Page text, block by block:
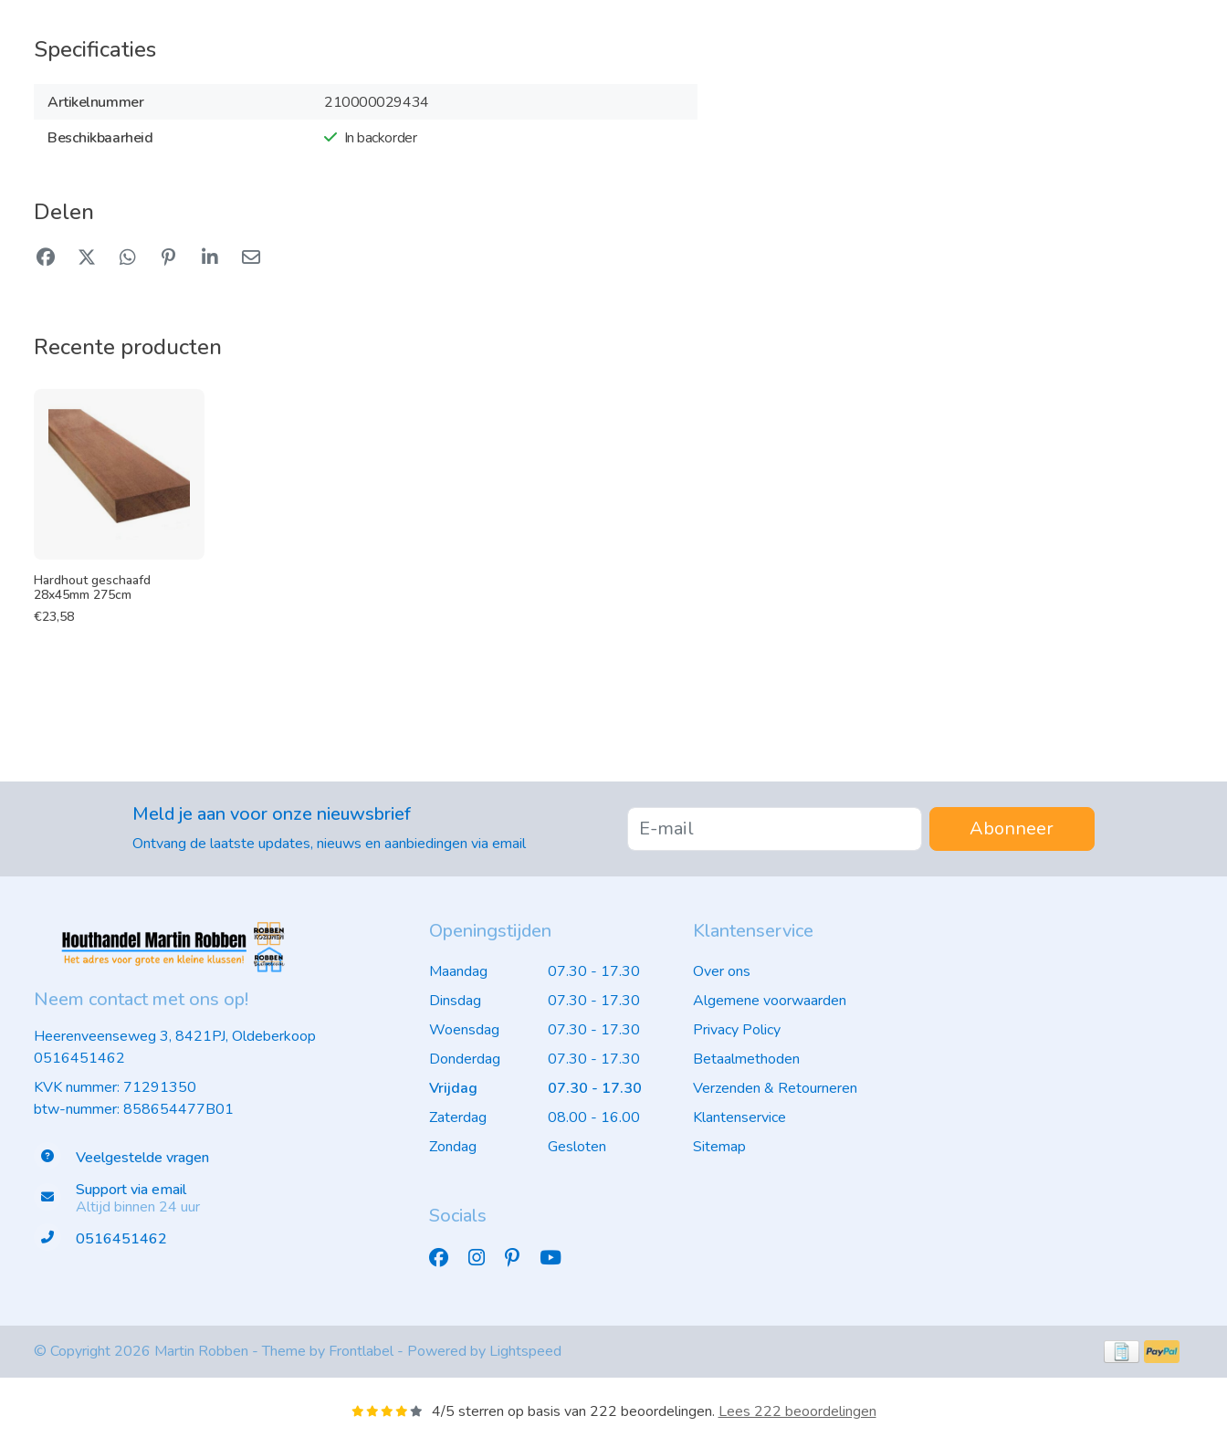
Specificaties
Artikelnummer
210000029434
Beschikbaarheid
In backorder
Delen
Recente producten
Hardhout geschaafd
28x45mm 275cm
€23,58
Meld je aan voor onze nieuwsbrief
Ontvang de laatste updates, nieuws en aanbiedingen via email
Abonneer
Neem contact met ons op!
Heerenveenseweg 3, 8421PJ, Oldeberkoop
0516451462
KVK nummer: 71291350
btw-nummer: 858654477B01
Veelgestelde vragen
Support via email
Altijd binnen 24 uur
0516451462
Openingstijden
Maandag
07.30 - 17.30
Dinsdag
07.30 - 17.30
Woensdag
07.30 - 17.30
Donderdag
07.30 - 17.30
Vrijdag
07.30 - 17.30
Zaterdag
08.00 - 16.00
Zondag
Gesloten
Socials
Klantenservice
Over ons
Algemene voorwaarden
Privacy Policy
Betaalmethoden
Verzenden & Retourneren
Klantenservice
Sitemap
© Copyright 2026 Martin Robben - Theme by Frontlabel - Powered by Lightspeed
4/5 sterren op basis van 222 beoordelingen.Lees 222 beoordelingen